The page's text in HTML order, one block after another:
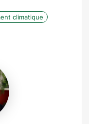
climatique